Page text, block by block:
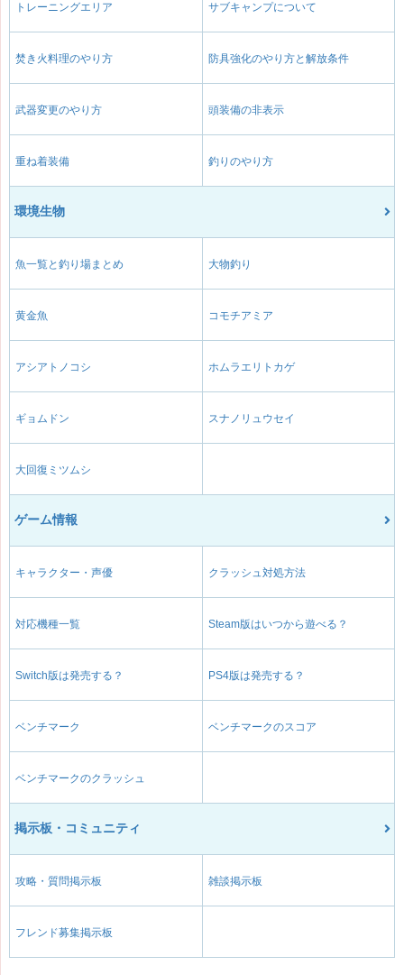
トレーニングエリア サブキャンプについて
焚き火料理のやり方 防具強化のやり方と解放条件
武器変更のやり方 頭装備の非表示
重ね着装備 釣りのやり方
環境生物
魚一覧と釣り場まとめ 大物釣り
黄金魚 コモチアミア
アシアトノコシ ホムラエリトカゲ
ギョムドン スナノリュウセイ
大回復ミツムシ
ゲーム情報
キャラクター・声優 クラッシュ対処方法
対応機種一覧 Steam版はいつから遊べる？
Switch版は発売する？ PS4版は発売する？
ベンチマーク ベンチマークのスコア
ベンチマークのクラッシュ
掲示板・コミュニティ
攻略・質問掲示板 雑談掲示板
フレンド募集掲示板